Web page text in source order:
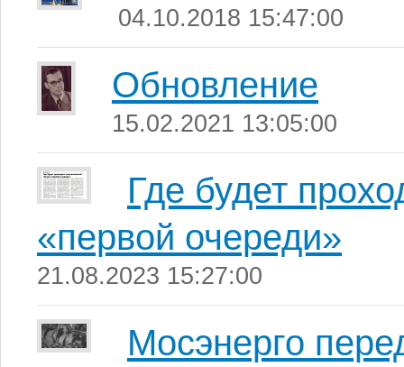
04.10.2018 15:47:00
Обновление
15.02.2021 13:05:00
Где будет
«первой очереди»
21.08.2023 15:27:00
Мосэнерго